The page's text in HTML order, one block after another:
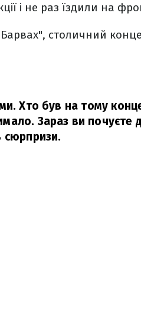
і не раз їздили на
столичний
Хто був на тому
Зараз ви почуєте
сюрпризи.